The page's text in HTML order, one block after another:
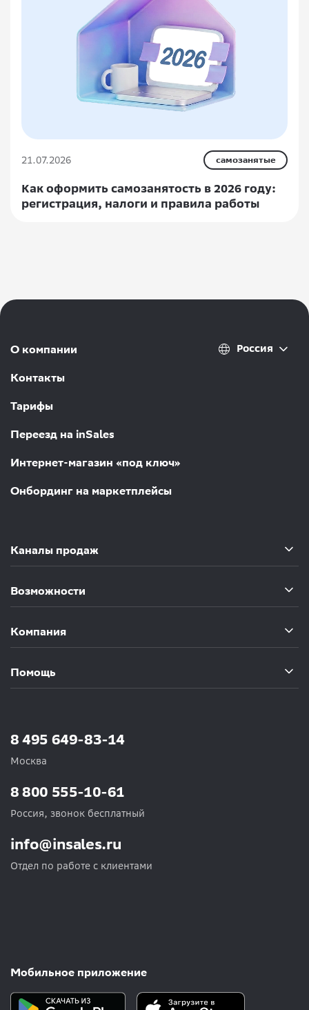
21.07.2026 самозанятые
Как оформить самозанятость в 2026 году:
регистрация, налоги и правила работы
О компании
Контакты
Тарифы
Переезд на inSales
Интернет-магазин «под ключ»
Онбординг на маркетплейсы
Россия
Каналы продаж
Возможности
Компания
Помощь
8 495 649-83-14
Москва
info@insales.ru
Отдел по работе с клиентами
8 800 555-10-61
Россия, звонок бесплатный
Мобильное приложение